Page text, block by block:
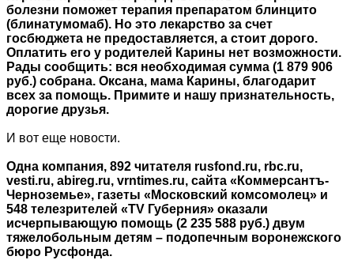
болезни поможет терапия препаратом блинцито
(блинатумомаб). Но это лекарство за счет
госбюджета не предоставляется, а стоит дорого.
Оплатить его у родителей Карины нет возможности.
Рады сообщить: вся необходимая сумма (1 879 906
руб.) собрана. Оксана, мама Карины, благодарит
всех за помощь. Примите и нашу признательность,
дорогие друзья.
И вот еще новости.
Одна компания, 892 читателя rusfond.ru, rbc.ru,
vesti.ru, abireg.ru, vrntimes.ru, сайта «Коммерсантъ-
Черноземье», газеты «Московский комсомолец» и
548 телезрителей «TV Губерния» оказали
исчерпывающую помощь (2 235 588 руб.) двум
тяжелобольным детям – подопечным воронежского
бюро Русфонда.